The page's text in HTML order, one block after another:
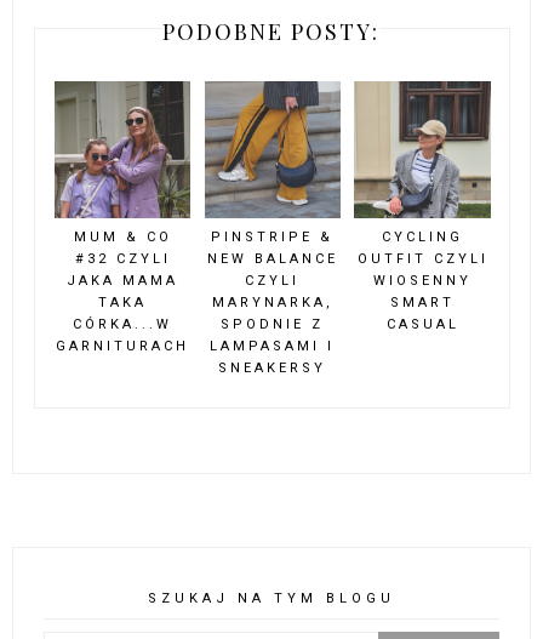
PODOBNE POSTY:
MUM & CO
#32 CZYLI
JAKA MAMA
TAKA
CÓRKA...W
GARNITURACH
PINSTRIPE &
NEW BALANCE
CZYLI
MARYNARKA,
SPODNIE Z
LAMPASAMI I
SNEAKERSY
CYCLING
OUTFIT CZYLI
WIOSENNY
SMART
CASUAL
SZUKAJ NA TYM BLOGU